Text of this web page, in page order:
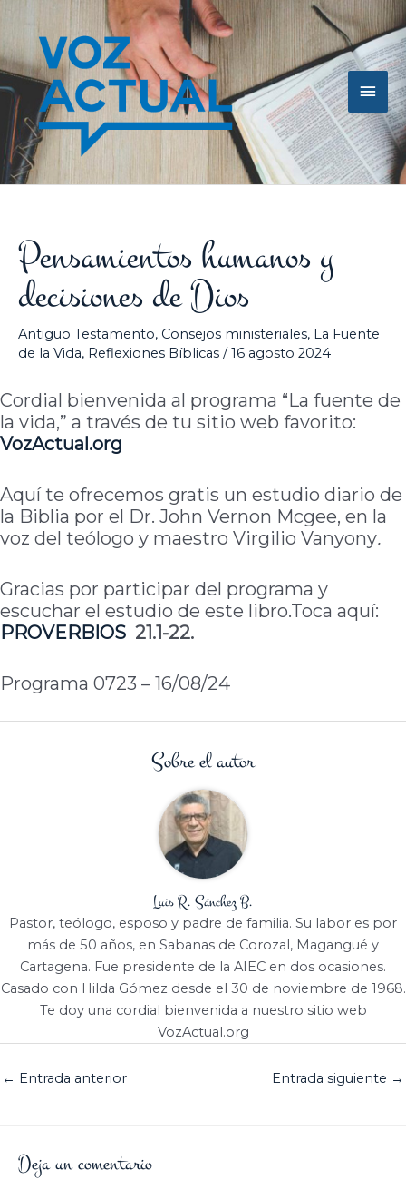
contenido
Pensamientos humanos y
decisiones de Dios
Antiguo Testamento, Consejos ministeriales, La Fuente
de la Vida, Reflexiones Bíblicas /16 agosto 2024
Cordial bienvenida al programa “La fuente de
la vida,” a través de tu sitio web favorito:
VozActual.org
Aquí te ofrecemos gratis un estudio diario de
la Biblia por el Dr. John Vernon Mcgee, en la
voz del teólogo y maestro Virgilio Vanyony.
Gracias por participar del programa y
escuchar el estudio de este libro.Toca aquí:
PROVERBIOS 21.1-22.
Programa 0723 – 16/08/24
Sobre el autor
Luis R. Sánchez B.
Pastor, teólogo, esposo y padre de familia. Su labor es por
más de 50 años, en Sabanas de Corozal, Magangué y
Cartagena. Fue presidente de la AIEC en dos ocasiones.
Casado con Hilda Gómez desde el 30 de noviembre de 1968.
Te doy una cordial bienvenida a nuestro sitio web
VozActual.org
← Entrada anterior Entrada siguiente →
Deja un comentario